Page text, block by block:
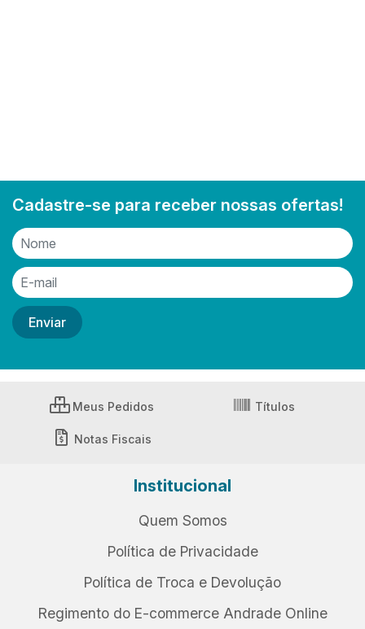
Cadastre-se para receber nossas ofertas!
Meus Pedidos Títulos
Notas Fiscais
Institucional
Quem Somos
Política de Privacidade
Política de Troca e Devolução
Regimento do E-commerce Andrade Online